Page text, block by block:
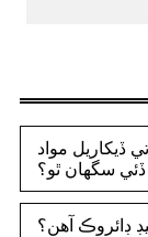
ڏيکاريل مواد
سگهان ٿو؟